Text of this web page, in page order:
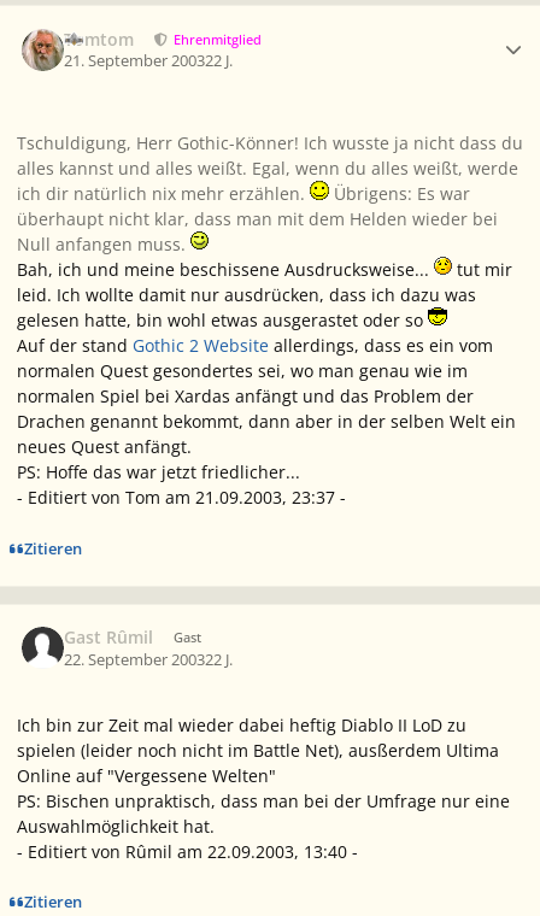
Tomtom Ehrenmitglied
21. September 200322 J.
Tschuldigung, Herr Gothic-Könner! Ich wusste ja nicht dass du
alles kannst und alles weißt. Egal, wenn du alles weißt, werde
ich dir natürlich nix mehr erzählen.
Übrigens: Es war
überhaupt nicht klar, dass man mit dem Helden wieder bei
Null anfangen muss.
Bah, ich und meine beschissene Ausdrucksweise...
tut mir
leid. Ich wollte damit nur ausdrücken, dass ich dazu was
gelesen hatte, bin wohl etwas ausgerastet oder so
Auf der stand Gothic 2 Website allerdings, dass es ein vom
normalen Quest gesondertes sei, wo man genau wie im
normalen Spiel bei Xardas anfängt und das Problem der
Drachen genannt bekommt, dann aber in der selben Welt ein
neues Quest anfängt.
PS: Hoffe das war jetzt friedlicher...
- Editiert von Tom am 21.09.2003, 23:37 -
Zitieren
Gast Rûmil Gast
22. September 200322 J.
Ich bin zur Zeit mal wieder dabei heftig Diablo II LoD zu
spielen (leider noch nicht im Battle Net), ausßerdem Ultima
Online auf "Vergessene Welten"
PS: Bischen unpraktisch, dass man bei der Umfrage nur eine
Auswahlmöglichkeit hat.
- Editiert von Rûmil am 22.09.2003, 13:40 -
Zitieren